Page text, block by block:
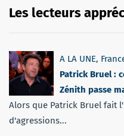
Les lecteurs
A LA UNE,
Patrick Bruel :
Zénith passe
Alors que Patrick Bruel fait
d'agressions...